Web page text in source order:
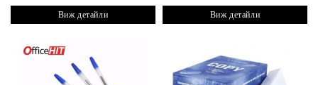
G/M2
Виж детайли
270X360 MM, СТИКЕР
Виж детайли